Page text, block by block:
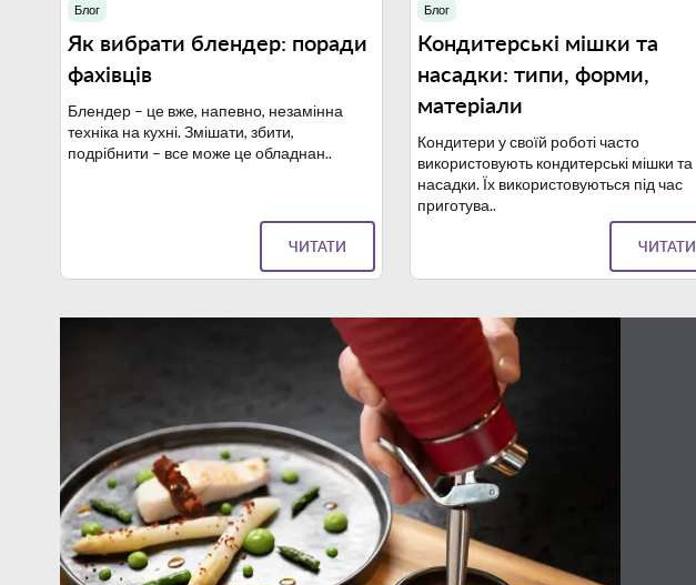
Блог
Як вибрати блендер: поради
фахівців
Блендер – це вже, напевно, незамінна
техніка на кухні. Змішати, збити,
подрібнити – все може це обладнан..
ЧИТАТИ
Блог
Кондитерські мішки та
насадки: типи, форми,
матеріали
Кондитери у своїй роботі часто
використовують кондитерські мішки та
насадки. Їх використовуються під час
приготува..
ЧИТАТИ